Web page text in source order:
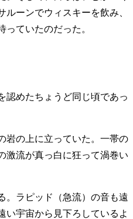
ーンでウィスキーを飲み、
ていたのだった。
めたちょうど同じ頃であっ
の上に立っていた。一帯の
激流が真っ白に狂って渦巻い
ラピッド（急流）の音も遠
い宇宙から見下ろしているよ